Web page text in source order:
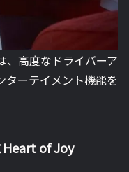
、高度なドライバーア
ターテイメント機能を
Heart of Joy